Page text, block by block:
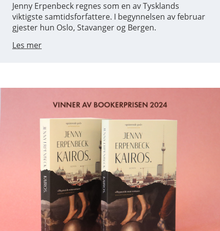
Jenny Erpenbeck regnes som en av Tysklands
viktigste samtidsforfattere. I begynnelsen av februar
gjester hun Oslo, Stavanger og Bergen.
Les mer